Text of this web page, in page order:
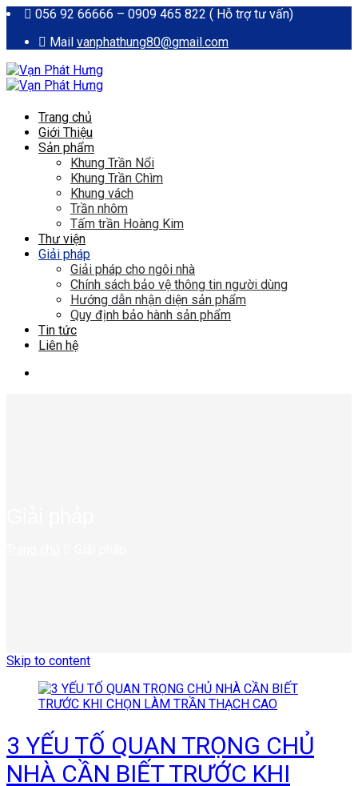
056 92 66666 – 0909 465 822 ( Hỗ trợ tư vấn)
Mail vanphathung80@gmail.com
Trang chủ
Giới Thiệu
Sản phẩm
Khung Trần Nổi
Khung Trần Chìm
Khung vách
Trần nhôm
Tấm trần Hoàng Kim
Thư viện
Giải pháp
Giải pháp cho ngôi nhà
Chính sách bảo vệ thông tin người dùng
Hướng dẫn nhận diện sản phẩm
Quy định bảo hành sản phẩm
Tin tức
Liên hệ
Skip to content
3 YẾU TỐ QUAN TRỌNG CHỦ
NHÀ CẦN BIẾT TRƯỚC KHI